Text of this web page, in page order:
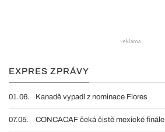
EXPRES ZPRÁVY
01.06. Kanadě vypadl z nominace Flores
07.05. CONCACAF čeká čistě mexické finále